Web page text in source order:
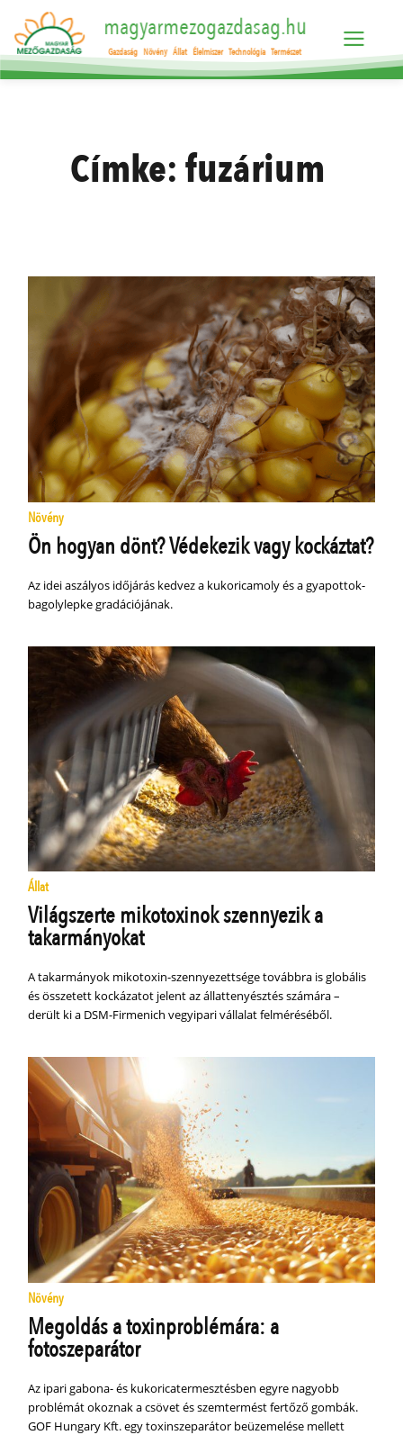
magyarmezogazdasag.hu
Gazdaság Növény Állat Élelmiszer Technológia Természet
Címke:fuzárium
Növény
Ön hogyan dönt? Védekezik vagy kockáztat?
Az idei aszályos időjárás kedvez a kukoricamoly és a gyapottok-
bagolylepke gradációjának.
Állat
Világszerte mikotoxinok szennyezik a
takarmányokat
A takarmányok mikotoxin-szennyezettsége továbbra is globális
és összetett kockázatot jelent az állattenyésztés számára –
derült ki a DSM-Firmenich vegyipari vállalat felméréséből.
Növény
Megoldás a toxinproblémára: a
fotoszeparátor
Az ipari gabona- és kukoricatermesztésben egyre nagyobb
problémát okoznak a csövet és szemtermést fertőző gombák.
GOF Hungary Kft. egy toxinszeparátor beüzemelése mellett